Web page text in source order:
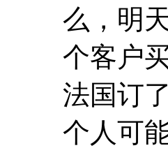
么，明
个客户
法国订
个人可